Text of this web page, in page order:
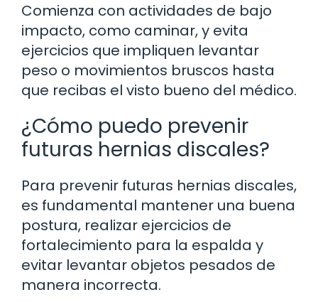
Comienza con actividades de bajo
impacto, como caminar, y evita
ejercicios que impliquen levantar
peso o movimientos bruscos hasta
que recibas el visto bueno del médico.
¿Cómo puedo prevenir
futuras hernias discales?
Para prevenir futuras hernias discales,
es fundamental mantener una buena
postura, realizar ejercicios de
fortalecimiento para la espalda y
evitar levantar objetos pesados de
manera incorrecta.